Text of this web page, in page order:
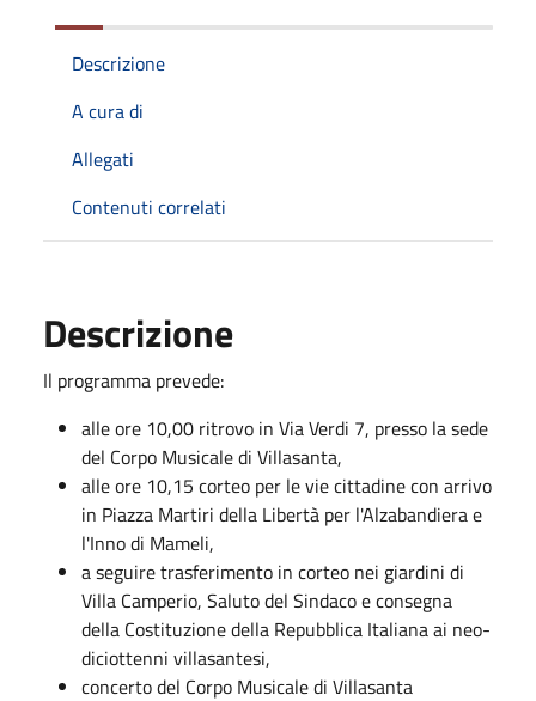
Descrizione
A cura di
Allegati
Contenuti correlati
Descrizione
Il programma prevede:
alle ore 10,00 ritrovo in Via Verdi 7, presso la sede
del Corpo Musicale di Villasanta,
alle ore 10,15 corteo per le vie cittadine con arrivo
in Piazza Martiri della Libertà per l'Alzabandiera e
l'Inno di Mameli,
a seguire trasferimento in corteo nei giardini di
Villa Camperio, Saluto del Sindaco e consegna
della Costituzione della Repubblica Italiana ai neo-
diciottenni villasantesi,
concerto del Corpo Musicale di Villasanta